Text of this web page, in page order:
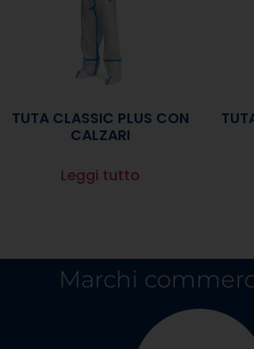
TUTA CLASSIC PLUS CON
CALZARI
Leggi tutto
Marchi